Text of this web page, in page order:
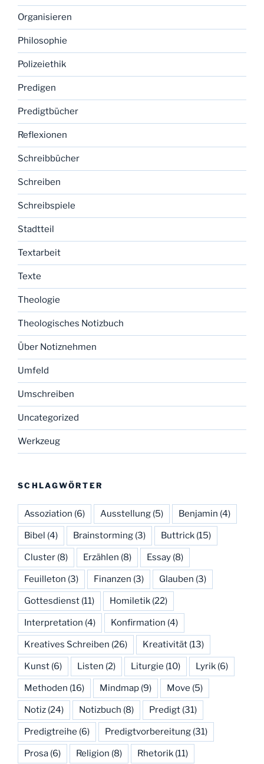
Organisieren
Philosophie
Polizeiethik
Predigen
Predigtbücher
Reflexionen
Schreibbücher
Schreiben
Schreibspiele
Stadtteil
Textarbeit
Texte
Theologie
Theologisches Notizbuch
Über Notiznehmen
Umfeld
Umschreiben
Uncategorized
Werkzeug
SCHLAGWÖRTER
Assoziation (6) Ausstellung (5) Benjamin (4)
Bibel (4) Brainstorming (3) Buttrick (15)
Cluster (8) Erzählen (8) Essay (8)
Feuilleton (3) Finanzen (3) Glauben (3)
Gottesdienst (11) Homiletik (22)
Interpretation (4) Konfirmation (4)
Kreatives Schreiben (26) Kreativität (13)
Kunst (6) Listen (2) Liturgie (10) Lyrik (6)
Methoden (16) Mindmap (9) Move (5)
Notiz (24) Notizbuch (8) Predigt (31)
Predigtreihe (6) Predigtvorbereitung (31)
Prosa (6) Religion (8) Rhetorik (11)